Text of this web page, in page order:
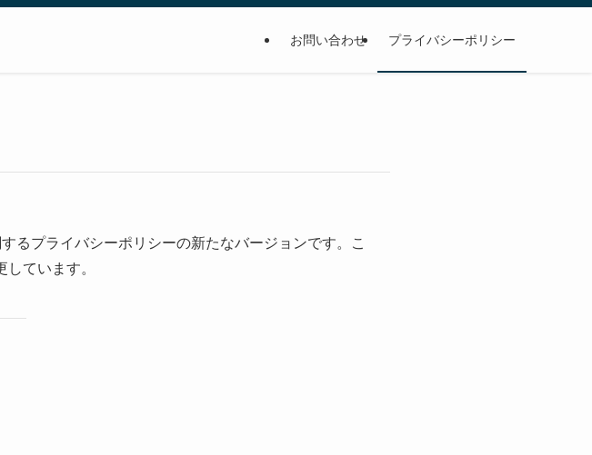
お問い合わせ プライバシーポリシー
るプライバシーポリシーの新たなバージョンです。こ
ています。